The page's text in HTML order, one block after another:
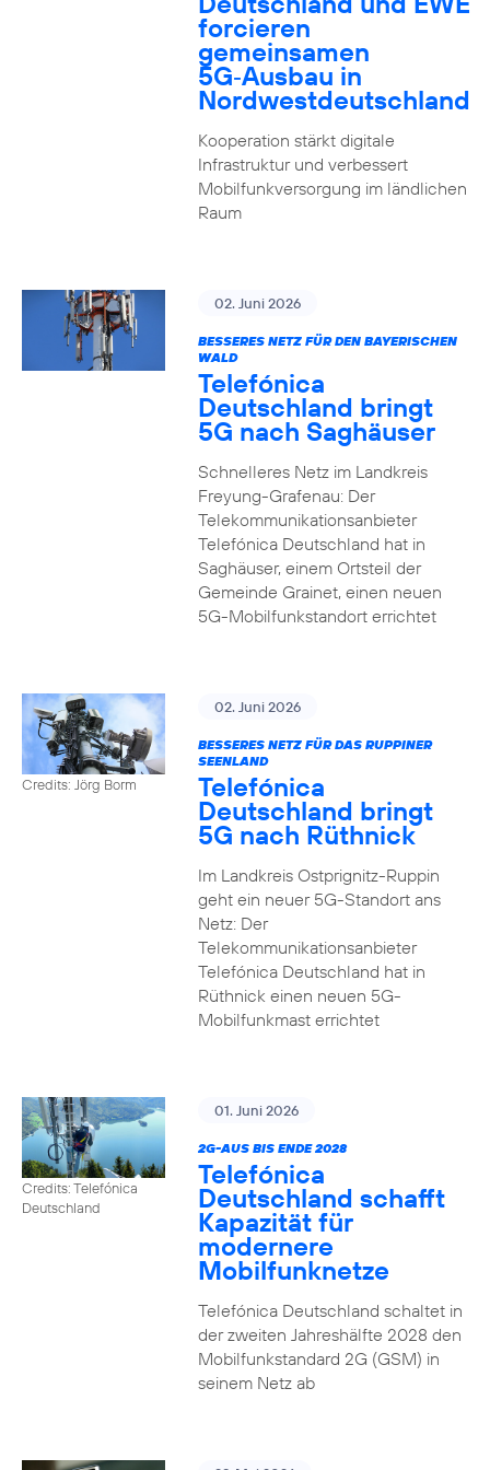
forcieren
gemeinsamen
5G‑Ausbau in
Nordwestdeutschland
Kooperation stärkt digitale
Infrastruktur und verbessert
Mobilfunkversorgung im ländlichen
Raum
02. Juni 2026
BESSERES NETZ FÜR DEN BAYERISCHEN
WALD
Telefónica
Deutschland bringt
5G nach Saghäuser
Schnelleres Netz im Landkreis
Freyung-Grafenau: Der
Telekommunikationsanbieter
Telefónica Deutschland hat in
Saghäuser, einem Ortsteil der
Gemeinde Grainet, einen neuen
5G-Mobilfunkstandort errichtet
Credits: Jörg Borm
02. Juni 2026
BESSERES NETZ FÜR DAS RUPPINER
SEENLAND
Telefónica
Deutschland bringt
5G nach Rüthnick
Im Landkreis Ostprignitz-Ruppin
geht ein neuer 5G-Standort ans
Netz: Der
Telekommunikationsanbieter
Telefónica Deutschland hat in
Rüthnick einen neuen 5G-
Mobilfunkmast errichtet
Credits: Telefónica
Deutschland
01. Juni 2026
2G-AUS BIS ENDE 2028
Telefónica
Deutschland schafft
Kapazität für
modernere
Mobilfunknetze
Telefónica Deutschland schaltet in
der zweiten Jahreshälfte 2028 den
Mobilfunkstandard 2G (GSM) in
seinem Netz ab